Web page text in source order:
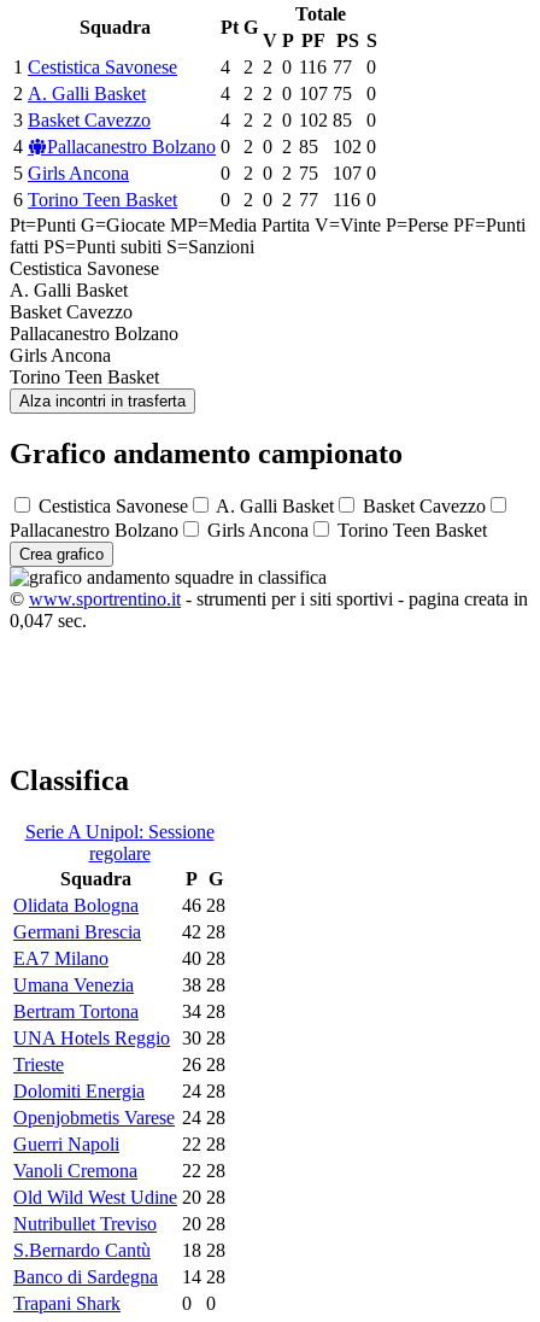
Squadra
Pt G
Totale
V P PF PS S
1 Cestistica Savonese 4 2 2 0 116 77
0
2 A. Galli Basket 4 2 2 0 107 75
0
3 Basket Cavezzo 4 2 2 0 102 85
0
4
Pallacanestro Bolzano 0 2 0 2 85 102 0
5 Girls Ancona 0 2 0 2 75 107 0
6 Torino Teen Basket 0 2 0 2 77 116 0
Pt=Punti G=Giocate MP=Media Partita V=Vinte P=Perse PF=Punti
fatti PS=Punti subiti S=Sanzioni
Cestistica Savonese
A. Galli Basket
Basket Cavezzo
Pallacanestro Bolzano
Girls Ancona
Torino Teen Basket
Alza incontri in trasferta
Grafico andamento campionato
Cestistica Savonese A. Galli Basket
Basket Cavezzo
Pallacanestro Bolzano
Girls Ancona Torino Teen Basket
Crea grafico
© www.sportrentino.it- strumenti per i siti sportivi - pagina creata in
0,047 sec.
Classifica
Serie A Unipol: Sessione
regolare
Squadra
P G
Olidata Bologna
46 28
Germani Brescia
42 28
EA7 Milano
40 28
Umana Venezia
38 28
Bertram Tortona
34 28
UNA Hotels Reggio 30 28
Trieste
26 28
Dolomiti Energia
24 28
Openjobmetis Varese 24 28
Guerri Napoli
22 28
Vanoli Cremona
22 28
Old Wild West Udine 20 28
Nutribullet Treviso
20 28
S.Bernardo Cantù
18 28
Banco di Sardegna
14 28
Trapani Shark
0 0